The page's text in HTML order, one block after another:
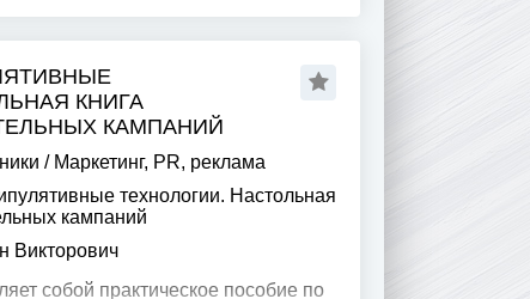
КНИГА
КАМПАНИЙ
/ Маркетинг, PR, реклама
технологии. Настольная
кампаний
Викторович
собой практическое пособие по